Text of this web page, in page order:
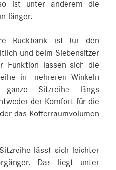
ist unter anderem die
länger.
Rückbank ist für den
und beim Siebensitzer
Funktion lassen sich die
in mehreren Winkeln
Sitzreihe längs
der Komfort für die
das Kofferraumvolumen
lässt sich leichter
Das liegt unter